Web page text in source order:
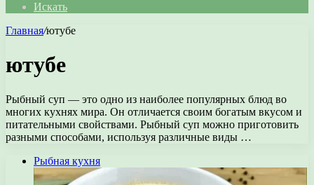
Искать
Главная/ютубе
ютубе
Рыбный суп — это одно из наиболее популярных блюд во
многих кухнях мира. Он отличается своим богатым вкусом и
питательными свойствами. Рыбный суп можно приготовить
разными способами, используя различные виды …
Рыбная кухня